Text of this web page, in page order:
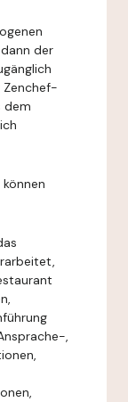
der
Zenchef-
dem
,